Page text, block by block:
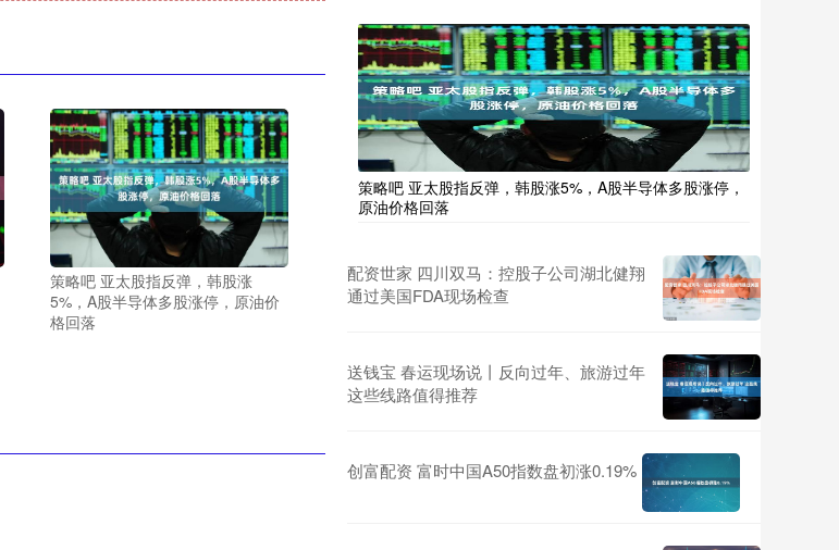
策略吧 亚太股指反弹，韩股涨
5%，A股半导体多股涨停，原油价
格回落
策略吧 亚太股指反弹，韩股涨5%，A股半导体多股涨停，
原油价格回落
配资世家 四川双马：控股子公司湖北健翔
通过美国FDA现场检查
送钱宝 春运现场说丨反向过年、旅游过年
这些线路值得推荐
创富配资 富时中国A50指数盘初涨0.19%